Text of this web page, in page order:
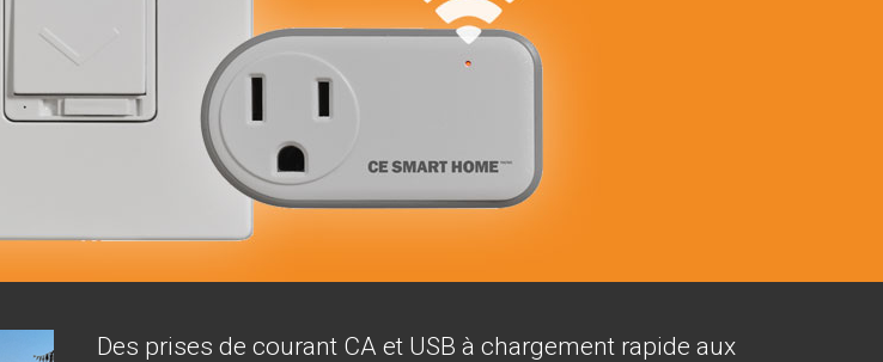
Des prises de courant CA et USB à chargement rapide aux